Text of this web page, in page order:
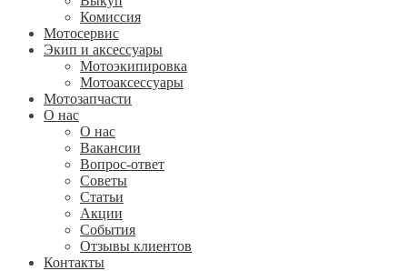
Комиссия
Мотосервис
Экип и аксессуары
Мотоэкипировка
Мотоаксессуары
Мотозапчасти
О нас
О нас
Вакансии
Вопрос-ответ
Советы
Статьи
Акции
События
Отзывы клиентов
Контакты